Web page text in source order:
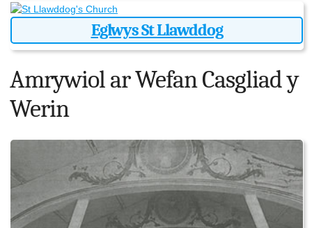
Eglwys St Llawddog
Amrywiol ar Wefan Casgliad y
Werin